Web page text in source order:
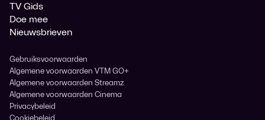
TV Gids
Doe mee
Nieuwsbrieven
Gebruiksvoorwaarden
Algemene voorwaarden VTM GO+
Algemene voorwaarden Streamz
Algemene voorwaarden Cinema
Privacybeleid
Cookiebeleid